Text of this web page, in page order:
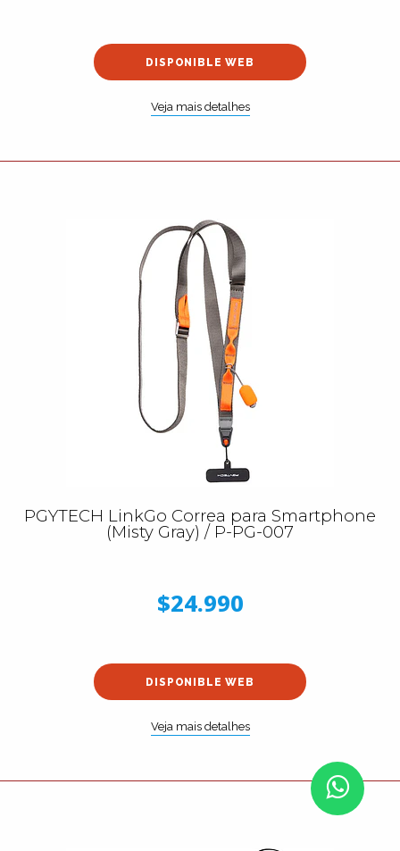
DISPONIBLE WEB
Veja mais detalhes
PGYTECH LinkGo Correa para Smartphone
(Misty Gray) / P-PG-007
$24.990
DISPONIBLE WEB
Veja mais detalhes